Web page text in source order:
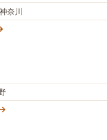
神奈川